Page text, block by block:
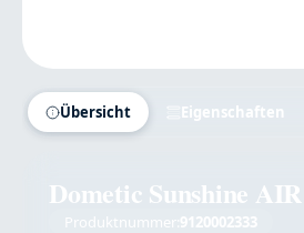
Übersicht Eigenschaften
Dometic Sunshine
Produktnummer: 9120002333